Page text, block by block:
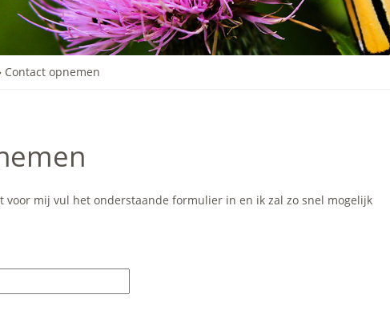
Contact opnemen
voor mij vul het onderstaande formulier in en ik zal zo snel mogelijk